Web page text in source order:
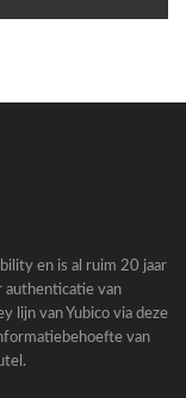
en is al ruim 20 jaar
authenticatie van
lijn van Yubico via deze
van